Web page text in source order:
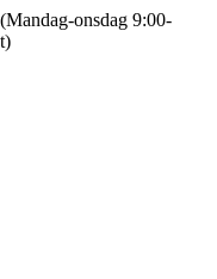
onsdag 9:00-